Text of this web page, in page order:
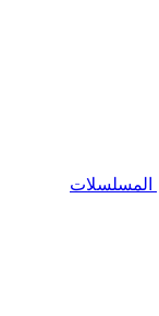
المسلسلات